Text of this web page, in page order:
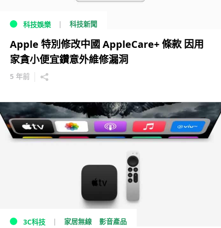
科技娛樂 科技新聞
Apple 特別修改中國 AppleCare+ 條款 因用
家貪小便宜鑽意外維修漏洞
5 年前
3C科技 家居無線 影音產品